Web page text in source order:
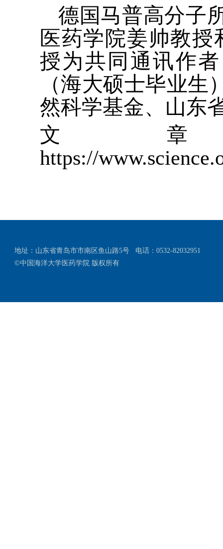
德国马普高分子
医药学院姜帅教
授为共同通讯作
（海大硕士毕业
然科学基金、山东
文
https://
地址：山东省青岛市市南区鱼山路5号
电话：0532-82032951
©中国海洋大学医药学院 版权所有